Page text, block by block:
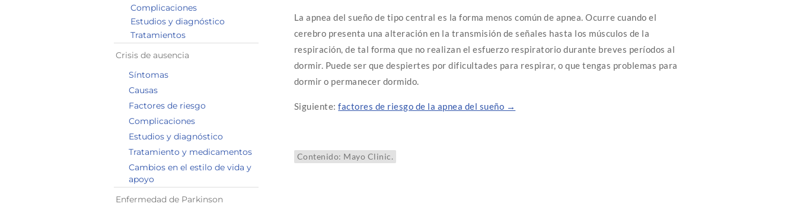
La apnea del sueño de tipo central es la forma menos común de apnea. Ocurre cuando el
cerebro presenta una alteración en la transmisión de señales hasta los músculos de la
respiración, de tal forma que no realizan el esfuerzo respiratorio durante breves períodos al
dormir. Puede ser que despiertes por dificultades para respirar, o que tengas problemas para
dormir o permanecer dormido.
Siguiente:factores de riesgo de la apnea del sueño →
Contenido: Mayo Clinic.
Complicaciones
Estudios y diagnóstico
Tratamientos
Crisis de ausencia
Síntomas
Causas
Factores de riesgo
Complicaciones
Estudios y diagnóstico
Tratamiento y medicamentos
Cambios en el estilo de vida y
apoyo
Enfermedad de Parkinson